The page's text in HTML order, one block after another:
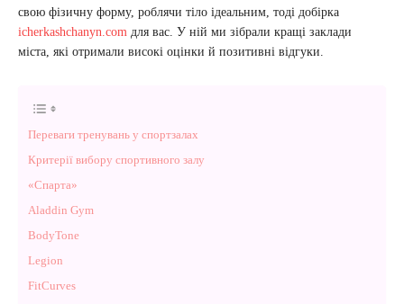
свою фізичну форму, роблячи тіло ідеальним, тоді добірка
icherkashchanyn.com для вас. У ній ми зібрали кращі заклади
міста, які отримали високі оцінки й позитивні відгуки.
Переваги тренувань у спортзалах
Критерії вибору спортивного залу
«Спарта»
Aladdin Gym
BodyTone
Legion
FitCurves